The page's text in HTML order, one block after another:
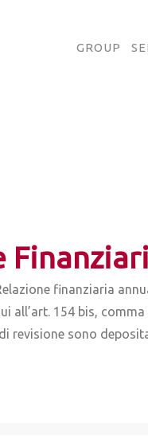
GROUP
finanziaria
all’art. 154 bis,
revisione sono